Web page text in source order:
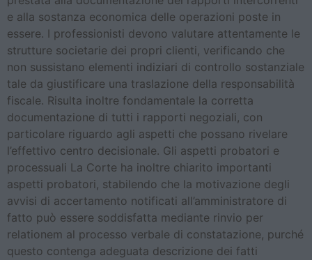
e alla sostanza economica delle operazioni poste in
essere. I professionisti devono valutare attentamente le
strutture societarie dei propri clienti, verificando che
non sussistano elementi indiziari di controllo sostanziale
tale da giustificare una traslazione della responsabilità
fiscale. Risulta inoltre fondamentale la corretta
documentazione di tutti i rapporti negoziali, con
particolare riguardo agli aspetti che possano rivelare
l’effettivo centro decisionale. Gli aspetti probatori e
processuali La Corte ha inoltre chiarito importanti
aspetti probatori, stabilendo che la motivazione degli
avvisi di accertamento notificati all’amministratore di
fatto può essere soddisfatta mediante rinvio per
relationem al processo verbale di constatazione, purché
questo contenga adeguata descrizione dei fatti